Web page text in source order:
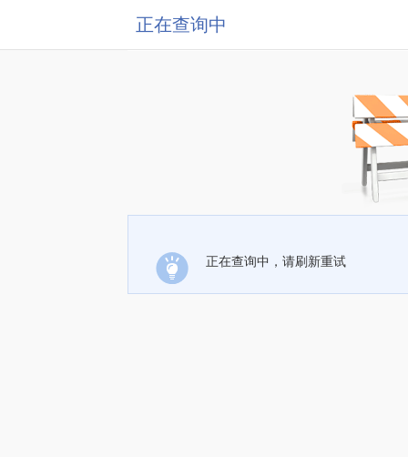
正在查询中
正在查询中，请刷新重试